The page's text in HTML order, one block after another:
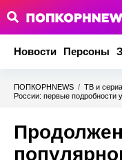
Новости Персоны
ПОПКОРНNEWS / ТВ и
России: первые подробности